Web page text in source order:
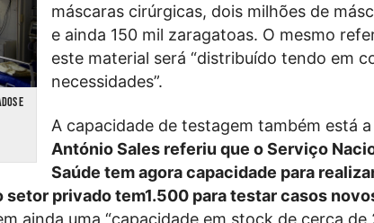
E
máscaras cirúrgicas, dois milhões de
e ainda 150 mil zaragatoas. O mesmo
este material será “distribuído tendo em
necessidades”.
A capacidade de testagem também está
António Sales referiu que o Serviço
Saúde tem agora capacidade para
setor privado tem1.500 para testar casos
ainda uma “capacidade em stock de cerca de